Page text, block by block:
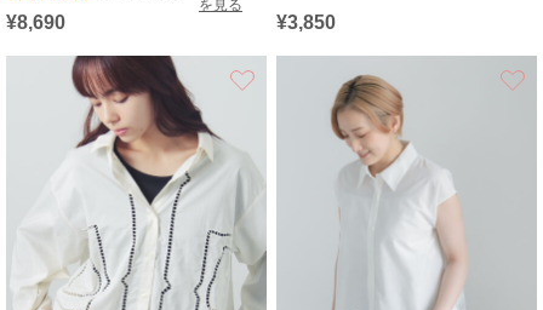
を見る
¥8,690
¥3,850